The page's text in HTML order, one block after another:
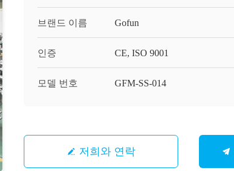
브랜드 이름 Gofun
인증 CE, ISO 9001
모델 번호 GFM-SS-014
저희와 연락